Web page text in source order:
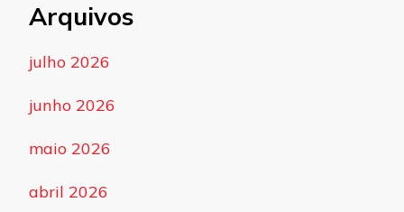
Arquivos
julho 2026
junho 2026
maio 2026
abril 2026